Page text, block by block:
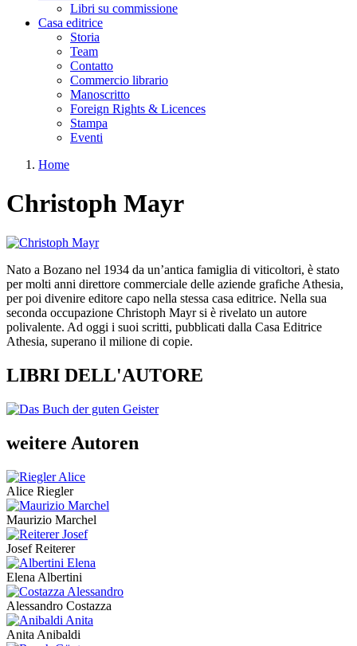
Libri su commissione
Casa editrice
Storia
Team
Contatto
Commercio librario
Manoscritto
Foreign Rights & Licences
Stampa
Eventi
Home
Christoph Mayr
Nato a Bozano nel 1934 da un’antica famiglia di viticoltori, è stato
per molti anni direttore commerciale delle aziende grafiche Athesia,
per poi divenire editore capo nella stessa casa editrice. Nella sua
seconda occupazione Christoph Mayr si è rivelato un autore
polivalente. Ad oggi i suoi scritti, pubblicati dalla Casa Editrice
Athesia, superano il milione di copie.
LIBRI DELL'AUTORE
weitere Autoren
Alice Riegler
Maurizio Marchel
Josef Reiterer
Elena Albertini
Alessandro Costazza
Anita Anibaldi